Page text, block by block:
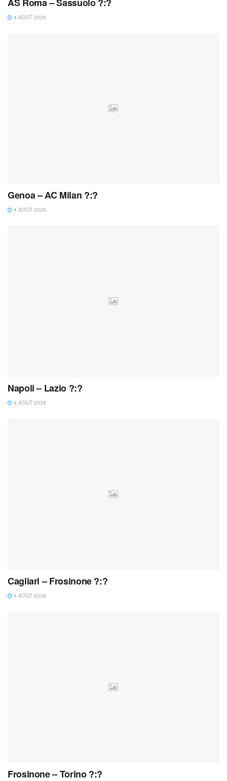
4 AOÛT 2026
Genoa – AC Milan ?:?
4 AOÛT 2026
Napoli – Lazio ?:?
4 AOÛT 2026
Cagliari – Frosinone ?:?
4 AOÛT 2026
Frosinone – Torino ?:?